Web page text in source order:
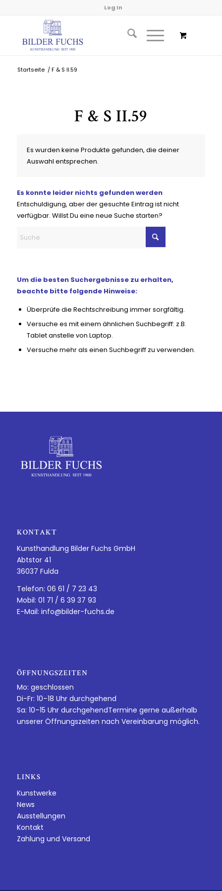
Log In
Startseite / F & S II.59
F & S II.59
Es wurden keine Produkte gefunden, die deiner
Auswahl entsprechen.
Es konnte leider nichts gefunden werden
Entschuldigung, aber der gesuchte Eintrag ist nicht
verfügbar. Willst Du eine neue Suche starten?
Um die besten Suchergebnisse zu erhalten,
beachte bitte folgende Hinweise:
Überprüfe die Rechtschreibung immer sorgfältig.
Versuche es mit einem ähnlichen Suchbegriff: z.B.
Tablet anstelle von Laptop.
Versuche mehr als einen Suchbegriff zu verwenden.
KONTAKT
Kunsthandlung Bilder Fuchs GmbH
Abtstor 41
36037 Fulda
Telefon: 06 61 / 7 23 43
Mobil: 01 71 / 6 39 37 93
E-Mail: info@bilder-fuchs.de
ÖFFNUNGSZEITEN
Mo: geschlossen
Di-Fr: 10–18 Uhr durchgehend
Sa: 10–15 Uhr durchgehendTermine gerne außerhalb
unserer Öffnungszeiten nach Vereinbarung möglich.
LINKS
Kunstwerke
News
Ausstellungen
Kontakt
Zahlung und Versand